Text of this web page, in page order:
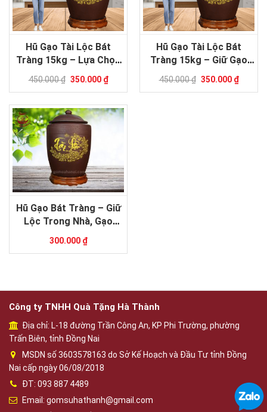
Hũ Gạo Tài Lộc Bát
Tràng 15kg – Lựa Chọn
Đồng Nai, Thủ Đức, Dĩ
450.000 ₫ 350.000 ₫
Hũ Gạo Tài Lộc Bát
Tràng 15kg – Giữ Gạo
450.000 ₫ 350.000 ₫
Hũ Gạo Bát Tràng – Giữ
Lộc Trong Nhà, Gạo
300.000 ₫
Công ty TNHH Quà Tặng Hà Thành
Địa chỉ: L-18 đường Trần Công An, KP Phi Trường, phường
Trấn Biên, tỉnh Đồng Nai
MSDN số 3603578163 do Sở Kế Hoạch và Đầu Tư tỉnh Đồng
Nai cấp ngày 06/08/2018
ĐT: 093 887 4489
Email: gomsuhathanh@gmail.com